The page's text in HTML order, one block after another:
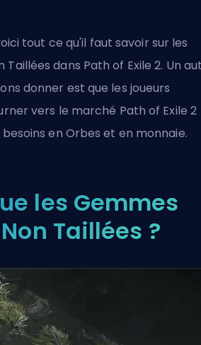
tout ce qu'il faut savoir sur les
dans Path of Exile 2. Un
donner est que les joueurs
vers le marché Path of Exile 2
en Orbes et en monnaie.
les Gemmes
Taillées ?